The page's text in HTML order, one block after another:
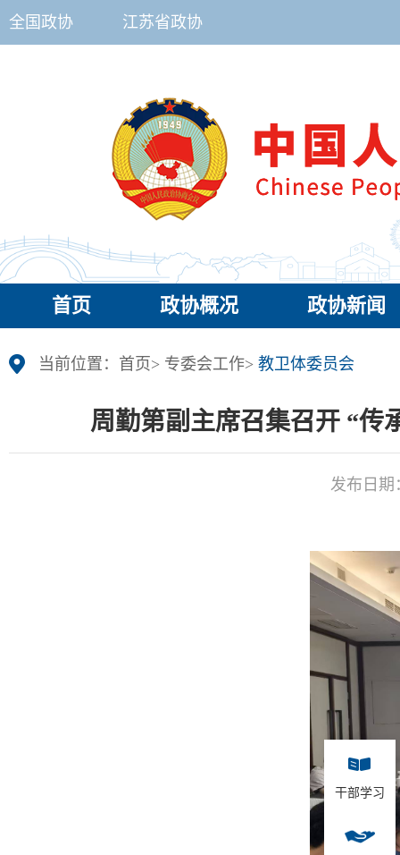
全国政协 江苏省政协
首页 政协概况 政协新闻
当前位置： 首页> 专委会工作> 教卫体委员会
周勤第副主席召集召开 “传
发布日期
干部学习